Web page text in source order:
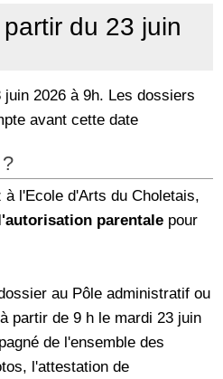
du 23 juin
2026 à 9h. Les dossiers
avant cette date
l'Ecole d'Arts du Choletais,
parentale pour
au Pôle administratif ou
partir de 9 h le mardi 23 juin
de l'ensemble des
l'attestation de